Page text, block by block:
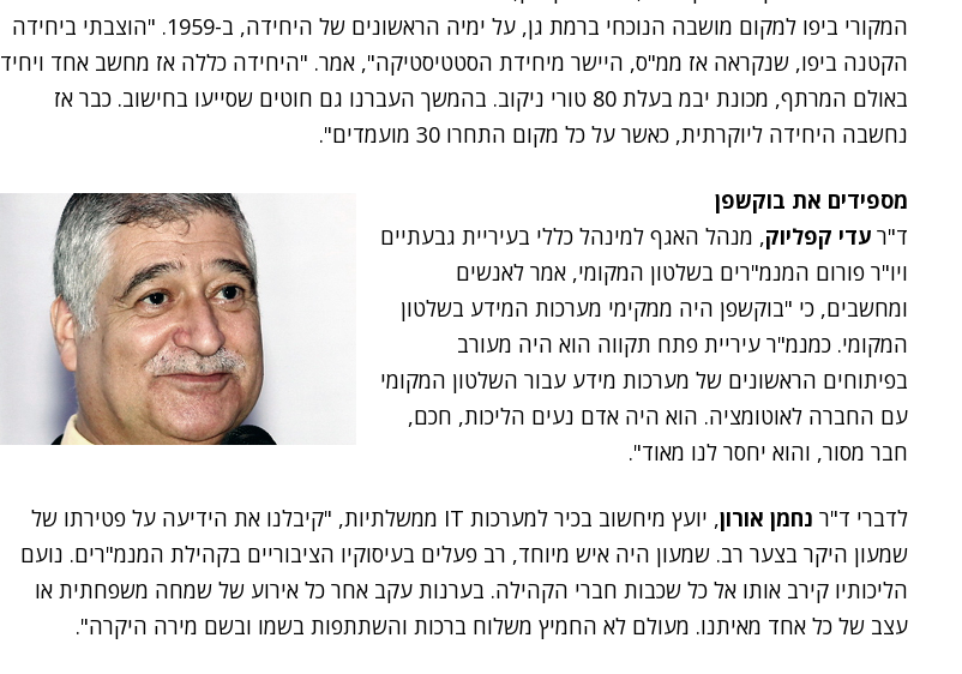
המקורי ביפו למקום מושבה הנוכחי ברמת גן, על ימיה הראשונים של היחידה, ב-1959. "הוצבתי ביחידה
הקטנה ביפו, שנקראה אז ממ"ס, היישר מיחידת הסטטיסטיקה", אמר. "היחידה כללה אז מחשב אחד ויחיד
באולם המרתף, מכונת יבמ בעלת 80 טורי ניקוב. בהמשך העברנו גם חוטים שסייעו בחישוב. כבר אז
נחשבה היחידה ליוקרתית, כאשר על כל מקום התחרו 30 מועמדים".
מספידים את בוקשפן
ד"ר עדי קפליוק, מנהל האגף למינהל כללי בעיריית גבעתיים
ויו"ר פורום המנמ"רים בשלטון המקומי, אמר לאנשים
ומחשבים, כי "בוקשפן היה ממקימי מערכות המידע בשלטון
המקומי. כמנמ"ר עיריית פתח תקווה הוא היה מעורב
בפיתוחים הראשונים של מערכות מידע עבור השלטון המקומי
עם החברה לאוטומציה. הוא היה אדם נעים הליכות, חכם,
חבר מסור, והוא יחסר לנו מאוד".
לדברי ד"ר נחמן אורון
, יועץ מיחשוב בכיר למערכות IT ממשלתיות, "קיבלנו את הידיעה על פטירתו של
שמעון היקר בצער רב. שמעון היה איש מיוחד, רב פעלים בעיסוקיו הציבוריים בקהילת המנמ"רים. נועם
הליכותיו קירב אותו אל כל שכבות חברי הקהילה. בערנות עקב אחר כל אירוע של שמחה משפחתית או
עצב של כל אחד מאיתנו. מעולם לא החמיץ משלוח ברכות והשתתפות בשמו ובשם מירה היקרה".